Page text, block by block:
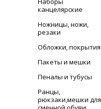
канцелярские
Ножницы, ножи,
резаки
Обложки, покрытия
Пакеты и мешки
Пеналы и тубусы
Ранцы,
рюкзаки,мешки для